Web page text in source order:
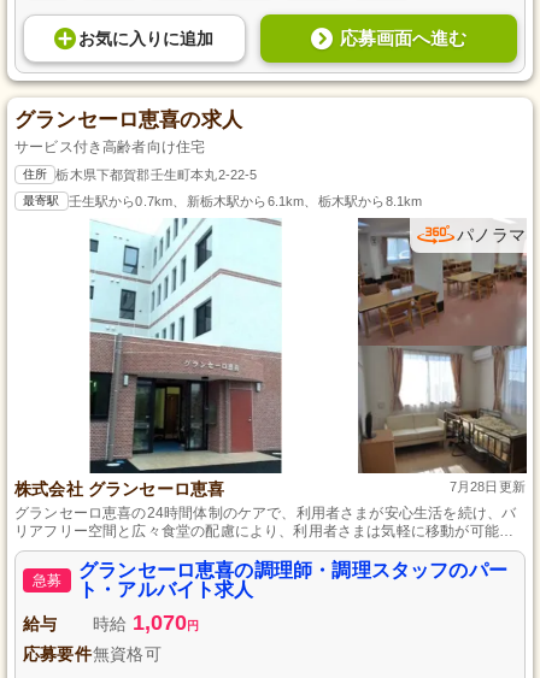
お気に入り に追加 応募画面へ進む
グランセーロ恵喜の求人
サービス付き高齢者向け住宅
住所 栃木県下都賀郡壬生町本丸2-22-5
最寄駅 壬生駅から0.7km、新栃木駅から6.1km、栃木駅から8.1km
パノラマ
株式会社 グランセーロ恵喜 7月28日更新
グランセーロ恵喜の24時間体制のケアで、利用者さまが安心生活を続け、バ
リアフリー空間と広々食堂の配慮により、利用者さまは気軽に移動が可能で
す。
急募
グランセーロ恵喜の調理師・調理スタッフのパー
ト・アルバイト求人
給与 時給 1,070円
応募要件無資格可